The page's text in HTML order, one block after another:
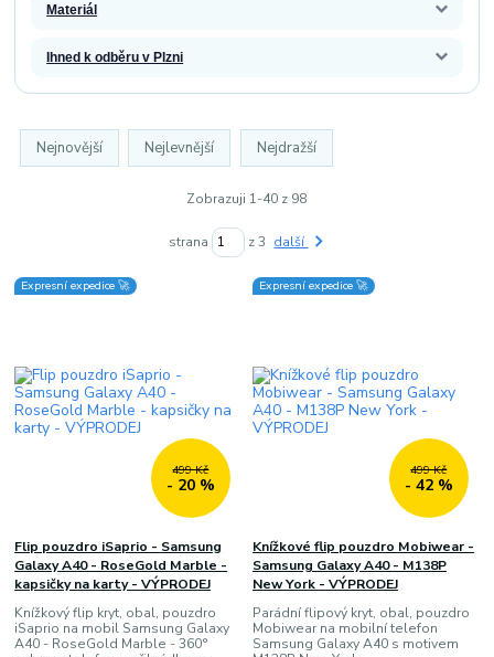
Materiál
Ihned k odběru v Plzni
Nejnovější Nejlevnější Nejdražší
Zobrazuji 1-40 z 98
strana z 3 další
Expresní expedice 🚀
499 Kč
- 20 %
Flip pouzdro iSaprio - Samsung
Galaxy A40 - RoseGold Marble -
kapsičky na karty - VÝPRODEJ
Knížkový flip kryt, obal, pouzdro
iSaprio na mobil Samsung Galaxy
A40 - RoseGold Marble - 360°
Expresní expedice 🚀
499 Kč
- 42 %
Knížkové flip pouzdro Mobiwear -
Samsung Galaxy A40 - M138P
New York - VÝPRODEJ
Parádní flipový kryt, obal, pouzdro
Mobiwear na mobilní telefon
Samsung Galaxy A40 s motivem